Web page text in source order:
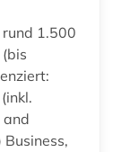
1.500